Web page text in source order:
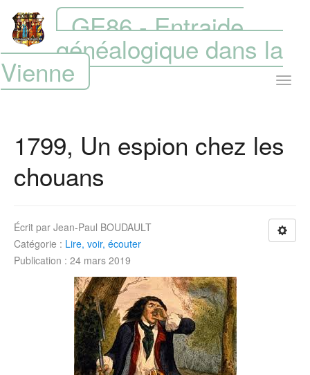
GE86 - Entraide
généalogique dans la
Vienne
1799, Un espion chez les
chouans
Écrit par Jean-Paul BOUDAULT
Catégorie : Lire, voir, écouter
Publication : 24 mars 2019